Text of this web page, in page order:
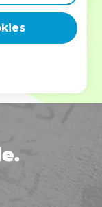
ministère, une
est faite